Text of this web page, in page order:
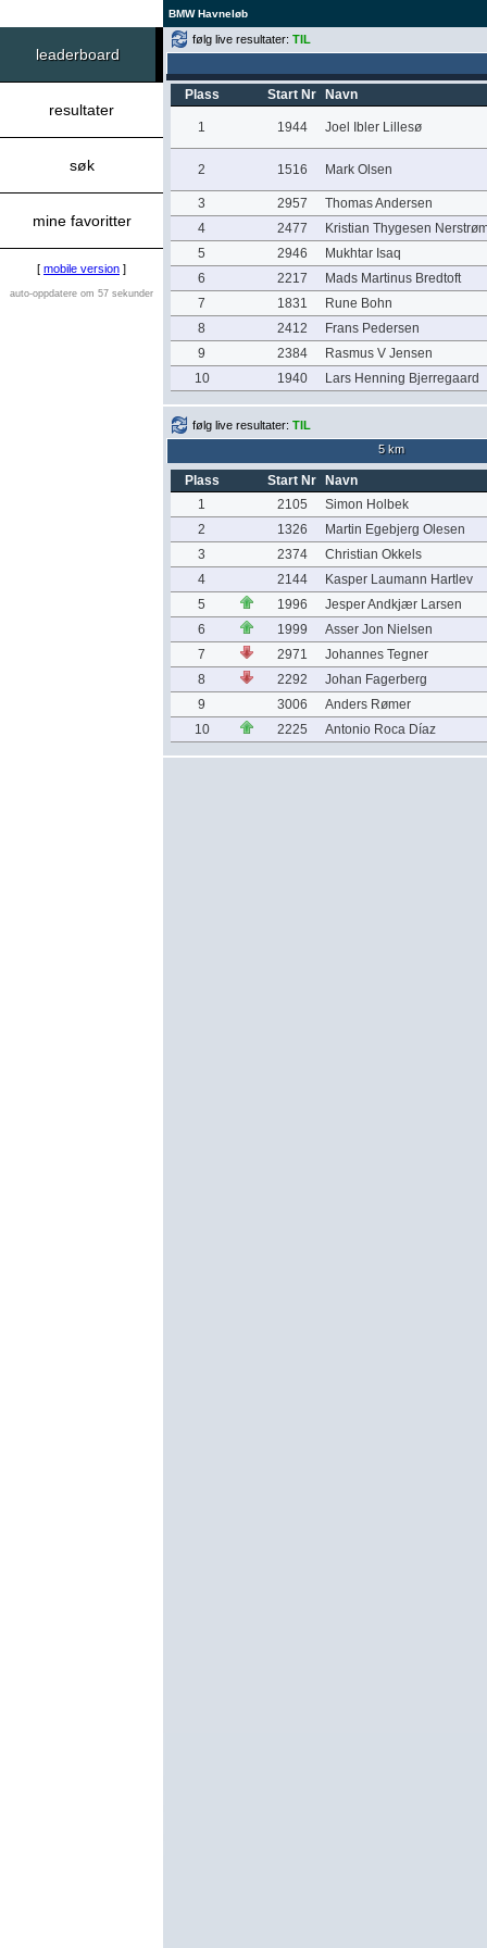
BMW Havneløb
leaderboard
resultater
søk
mine favoritter
[ mobile version ]
auto-oppdatere om 57 sekunder
følg live resultater: TIL
Plass Start Nr Navn
1 1944 Joel Ibler Lillesø
2 1516 Mark Olsen
3 2957
Thomas Andersen
4
2477
Kristian Thygesen
5
2946
Mukhtar Isaq
6
2217
Mads Martinus Bredtoft
7
1831
Rune Bohn
8
2412
Frans Pedersen
9
2384
Rasmus V Jensen
10
1940 Lars Henning Bjerregaard
følg live resultater: TIL
5 km
Plass Start Nr
Navn
1
2105
Simon Holbek
2
1326
Martin Egebjerg Olesen
3
2374
Christian Okkels
4
2144
Kasper Laumann Hartlev
5
1996
Jesper Andkjær Larsen
6
1999
Asser Jon Nielsen
7
2971
Johannes Tegner
8
2292
Johan Fagerberg
9
3006
Anders Rømer
10
2225 Antonio Roca Díaz